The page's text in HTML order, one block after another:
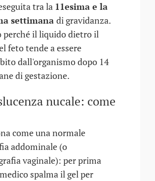
tra la 11esima e la
settimana di gravidanza.
perché il liquido dietro il
feto tende a essere
dall'organismo dopo 14
di gestazione.
nucale: come
come una normale
addominale (o
vaginale): per prima
spalma il gel per